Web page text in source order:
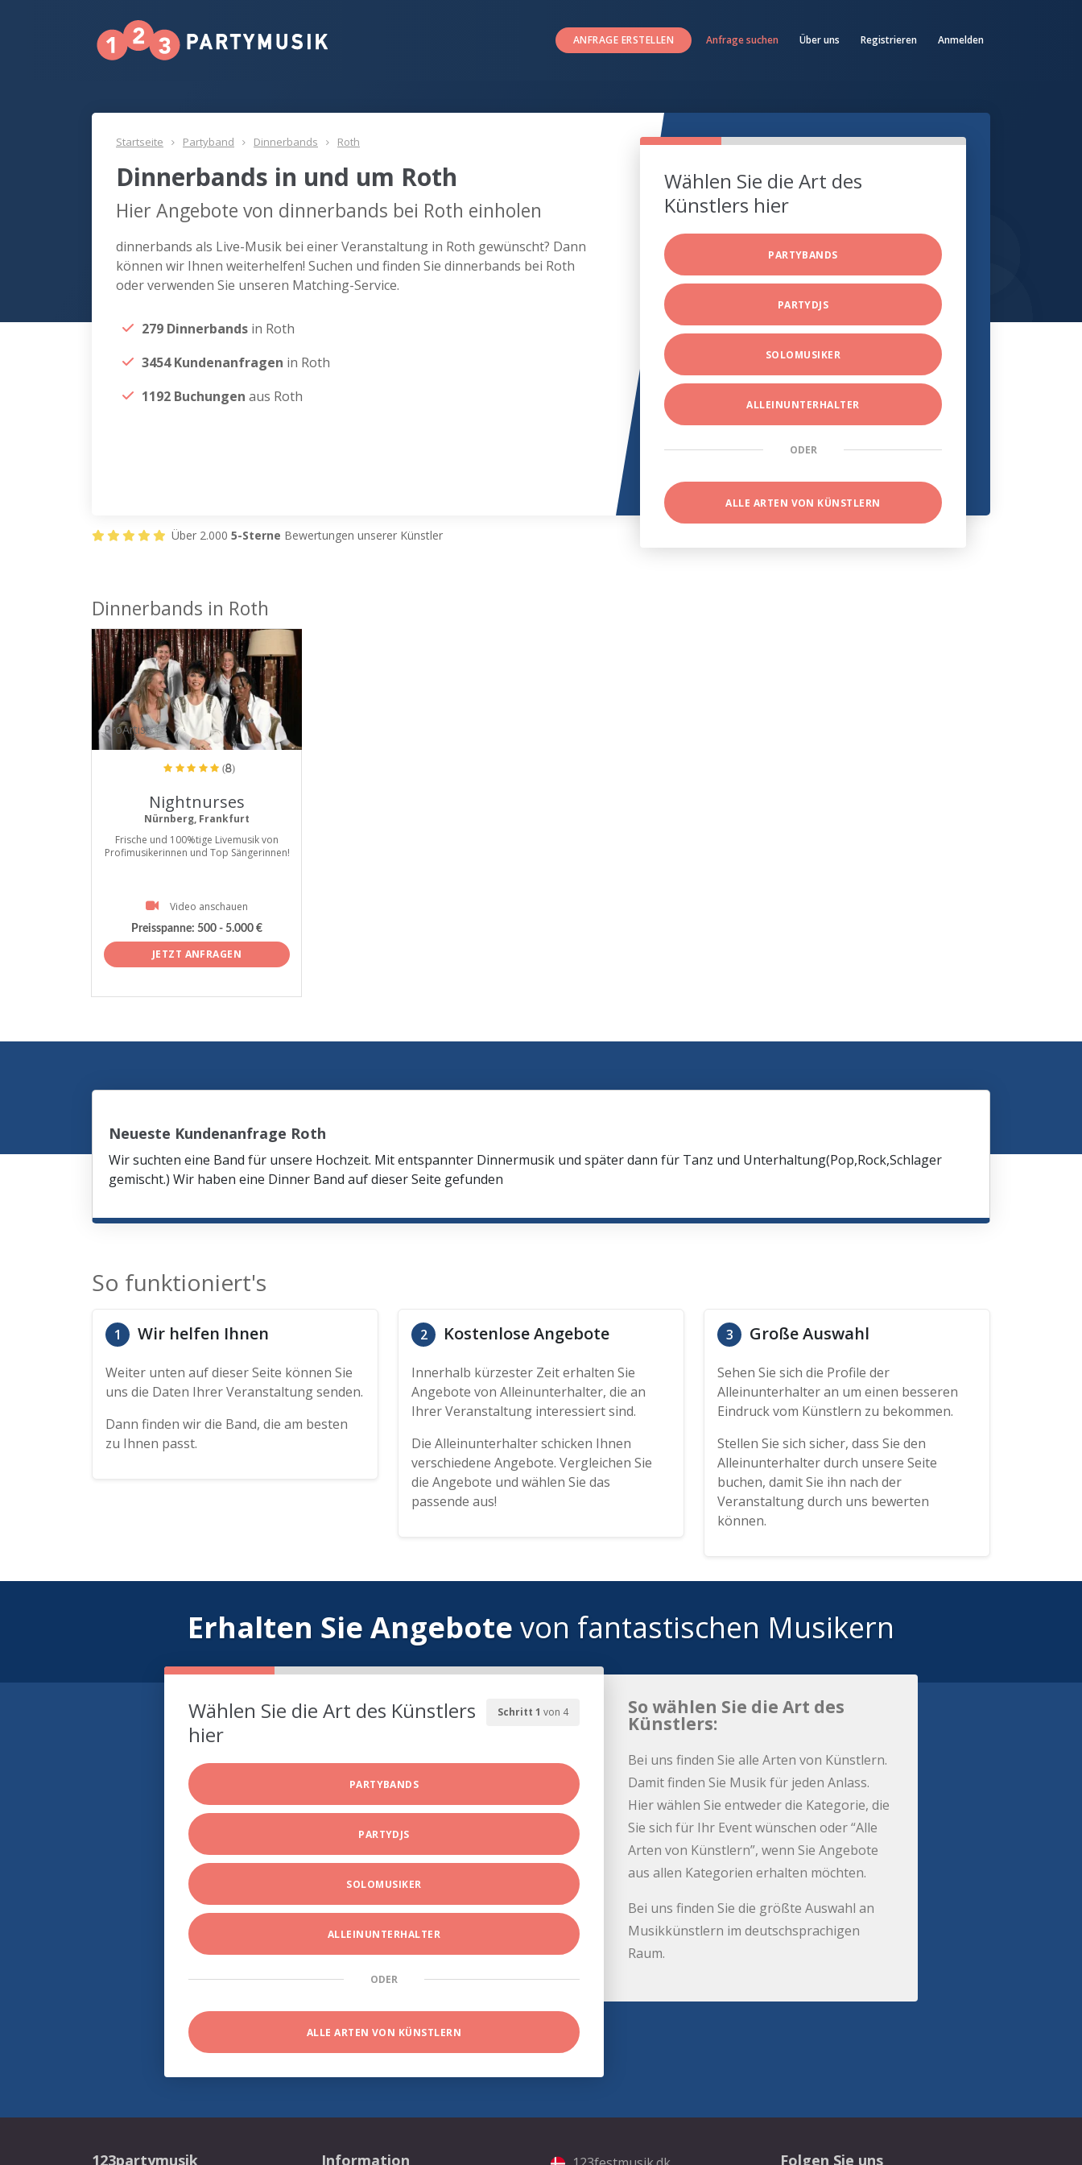
ANFRAGE ERSTELLEN Anfrage suchen Über uns Registrieren Anmelden
Startseite Partyband Dinnerbands Roth
Dinnerbands in und um Roth
Hier Angebote von dinnerbands bei Roth einholen
dinnerbands als Live-Musik bei einer Veranstaltung in Roth gewünscht? Dann
können wir Ihnen weiterhelfen! Suchen und finden Sie dinnerbands bei Roth
oder verwenden Sie unseren Matching-Service.
279 Dinnerbands in Roth
3454 Kundenanfragen in Roth
1192 Buchungen aus Roth
Wählen Sie die Art des
Künstlers hier
PARTYBANDS
PARTYDJS
SOLOMUSIKER
ALLEINUNTERHALTER
ODER
ALLE ARTEN VON KÜNSTLERN
Über 2.000 5-Sterne Bewertungen unserer Künstler
Dinnerbands in Roth
ProArtist
(8)
Nightnurses
Nürnberg, Frankfurt
Frische und 100%tige Livemusik von
Profimusikerinnen und Top Sängerinnen!
Video anschauen
Preisspanne: 500 - 5.000 €
JETZT ANFRAGEN
Neueste Kundenanfrage Roth
Wir suchten eine Band für unsere Hochzeit. Mit entspannter Dinnermusik und später dann für Tanz und Unterhaltung(Pop,Rock,Schlager
gemischt.) Wir haben eine Dinner Band auf dieser Seite gefunden
So funktioniert's
1 Wir helfen Ihnen
Weiter unten auf dieser Seite können Sie
uns die Daten Ihrer Veranstaltung senden.
Dann finden wir die Band, die am besten
zu Ihnen passt.
2 Kostenlose Angebote
Innerhalb kürzester Zeit erhalten Sie
Angebote von Alleinunterhalter, die an
Ihrer Veranstaltung interessiert sind.
Die Alleinunterhalter schicken Ihnen
verschiedene Angebote. Vergleichen Sie
die Angebote und wählen Sie das
passende aus!
3 Große Auswahl
Sehen Sie sich die Profile der
Alleinunterhalter an um einen besseren
Eindruck vom Künstlern zu bekommen.
Stellen Sie sich sicher, dass Sie den
Alleinunterhalter durch unsere Seite
buchen, damit Sie ihn nach der
Veranstaltung durch uns bewerten
können.
Erhalten Sie Angebote von fantastischen Musikern
Schritt 1 von 4
Wählen Sie die Art des Künstlers
hier
PARTYBANDS
PARTYDJS
SOLOMUSIKER
ALLEINUNTERHALTER
ODER
ALLE ARTEN VON KÜNSTLERN
So wählen Sie die Art des
Künstlers:
Bei uns finden Sie alle Arten von Künstlern.
Damit finden Sie Musik für jeden Anlass.
Hier wählen Sie entweder die Kategorie, die
Sie sich für Ihr Event wünschen oder “Alle
Arten von Künstlern”, wenn Sie Angebote
aus allen Kategorien erhalten möchten.
Bei uns finden Sie die größte Auswahl an
Musikkünstlern im deutschsprachigen
Raum.
123partymusik Information Folgen Sie uns